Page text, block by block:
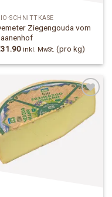
SCHNITTKÄSE
Ziegengouda vom
31.90 inkl. MwSt. (pro kg)
Add to